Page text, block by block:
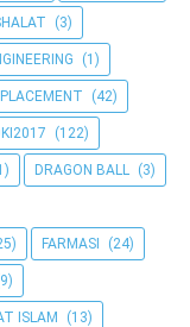
(3)
(1)
(42)
(122)
DRAGON BALL (3)
FARMASI (24)
ISLAM (13)